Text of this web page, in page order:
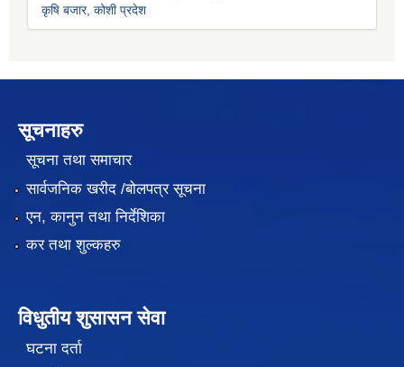
कृषि बजार, कोशी प्रदेश
सूचनाहरु
सूचना तथा समाचार
सार्वजनिक खरीद /बोलपत्र सूचना
एन, कानुन तथा निर्देशिका
कर तथा शुल्कहरु
विधुतीय शुसासन सेवा
घटना दर्ता